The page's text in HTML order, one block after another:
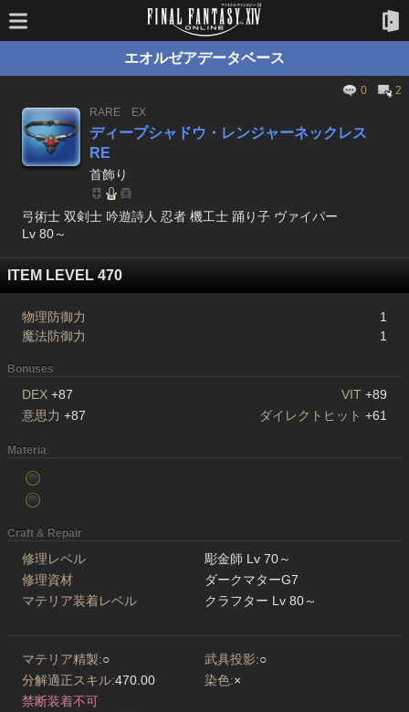
エオルゼアデータベース
0
2
RARE
EX
ディープシャドウ・レンジャーネックレス
RE
首飾り
弓術士 双剣士 吟遊詩人 忍者 機工士 踊り子 ヴァイパー
Lv 80～
ITEM LEVEL 470
物理防御力
1
魔法防御力
1
Bonuses
DEX +87 VIT +89
意思力 +87 ダイレクトヒット +61
Materia
Craft & Repair
修理レベル
彫金師 Lv 70～
修理資材
ダークマターG7
マテリア装着レベル
クラフター Lv 80～
マテリア精製:○ 武具投影:○
分解適正スキル:470.00 染色:×
禁断装着不可